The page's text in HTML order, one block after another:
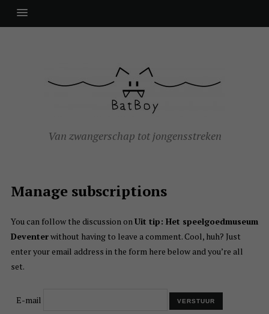
Van zwangerschap tot jongensstreken
Manage subscriptions
You can follow the discussion onUit tip: Het speelgoedmuseum
Deventerwithout having to leave a comment. Cool, huh? Just
enter your email address in the form here below and you’re all
set.
E-mail